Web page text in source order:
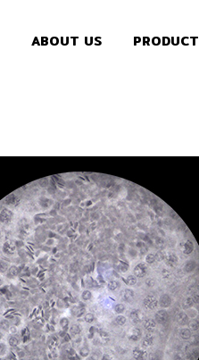
ABOUT US PRODUCT